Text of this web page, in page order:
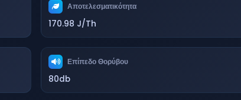
Αποτελεσματικότητα
170.98 J/Th
Επίπεδο Θορύβου
80db